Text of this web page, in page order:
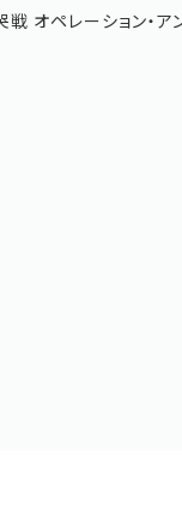
オペレーション・アン